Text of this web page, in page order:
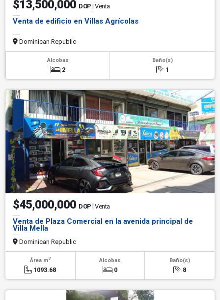
$13,500,000 DOP | Venta
Venta de edificio en Villas Agrícolas
Dominican Republic
Alcobas
2
Baño(s)
1
$45,000,000 DOP | Venta
Venta de Plaza Comercial en la avenida principal de
Villa Mella
Dominican Republic
Área m2
1093.68
Alcobas
0
Baño(s)
8